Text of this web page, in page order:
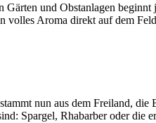
und Obstanlagen
volles Aroma direkt auf dem
nun aus dem Freiland,
Spargel, Rhabarber oder die